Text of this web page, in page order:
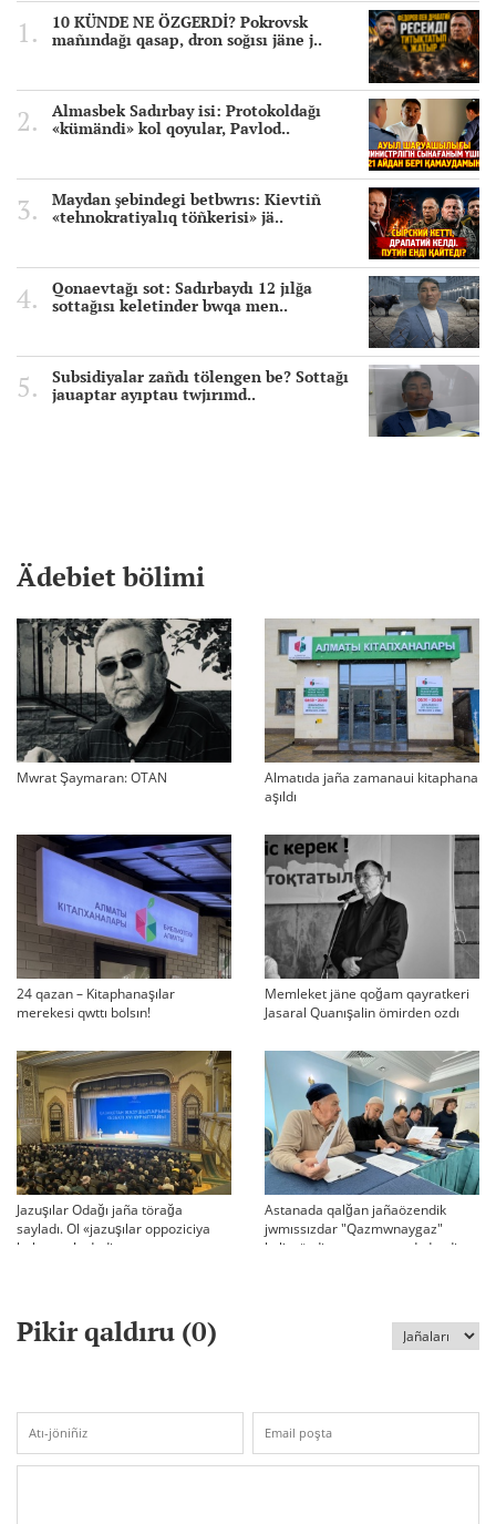
10 KÜNDE NE ÖZGERDİ? Pokrovsk
mañındağı qasap, dron soğısı jäne j..
Almasbek Sadırbay isi: Protokoldağı
«kümändi» kol qoyular, Pavlod..
Maydan şebindegi betbwrıs: Kievtiñ
«tehnokratiyalıq töñkerisi» jä..
Qonaevtağı sot: Sadırbaydı 12 jılğa
sottağısı keletinder bwqa men..
Subsidiyalar zañdı tölengen be? Sottağı
jauaptar ayıptau twjırımd..
Ädebiet bölimi
Mwrat Şaymaran: OTAN
Almatıda jaña zamanaui kitaphana
aşıldı
24 qazan – Kitaphanaşılar
merekesi qwttı bolsın!
Memleket jäne qoğam qayratkeri
Jasaral Quanışalin ömirden ozdı
Jazuşılar Odağı jaña törağa
sayladı. Ol «jazuşılar oppoziciya
bolmasın!» dedi
Astanada qalğan jañaözendik
jwmıssızdar "Qazmwnaygaz"
kelissözdi toqtatıp tastadı deydi
Pikir qaldıru (0)